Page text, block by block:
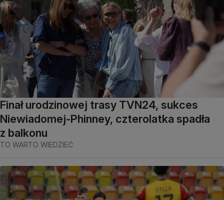
Finał urodzinowej trasy TVN24, sukces
Niewiadomej-Phinney, czterolatka spadła
z balkonu
TO WARTO WIEDZIEĆ